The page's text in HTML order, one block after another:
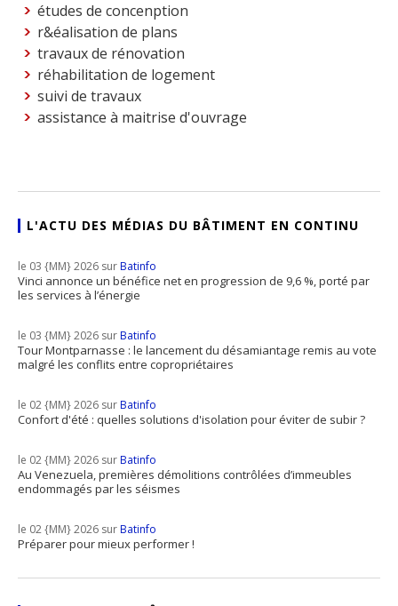
études de concenption
r&éalisation de plans
travaux de rénovation
réhabilitation de logement
suivi de travaux
assistance à maitrise d'ouvrage
L'ACTU DES MÉDIAS DU BÂTIMENT EN CONTINU
le 03 {MM} 2026 surBatinfo
Vinci annonce un bénéfice net en progression de 9,6 %, porté par
les services à l’énergie
le 03 {MM} 2026 surBatinfo
Tour Montparnasse : le lancement du désamiantage remis au vote
malgré les conflits entre copropriétaires
le 02 {MM} 2026 surBatinfo
Confort d'été : quelles solutions d'isolation pour éviter de subir ?
le 02 {MM} 2026 surBatinfo
Au Venezuela, premières démolitions contrôlées d’immeubles
endommagés par les séismes
le 02 {MM} 2026 surBatinfo
Préparer pour mieux performer !